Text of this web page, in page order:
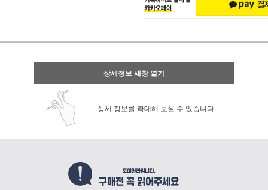
상세정보 새창 열기
상세 정보를 확대해 보실 수 있습니다.